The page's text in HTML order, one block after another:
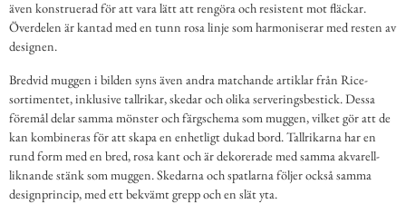
även konstruerad för att vara lätt att rengöra och resistent mot fläckar.
Överdelen är kantad med en tunn rosa linje som harmoniserar med resten av
designen.
Bredvid muggen i bilden syns även andra matchande artiklar från Rice-
sortimentet, inklusive tallrikar, skedar och olika serveringsbestick. Dessa
föremål delar samma mönster och färgschema som muggen, vilket gör att de
kan kombineras för att skapa en enhetligt dukad bord. Tallrikarna har en
rund form med en bred, rosa kant och är dekorerade med samma akvarell-
liknande stänk som muggen. Skedarna och spatlarna följer också samma
designprincip, med ett bekvämt grepp och en slät yta.